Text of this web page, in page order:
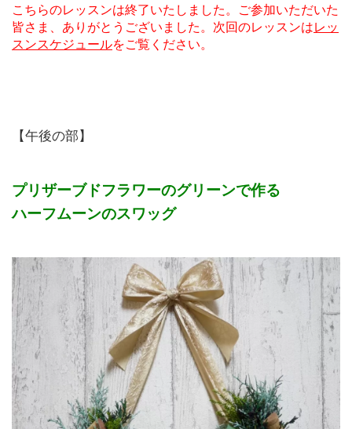
こちらのレッスンは終了いたしました。ご参加いただいた
皆さま、ありがとうございました。次回のレッスンはレッ
スンスケジュールをご覧ください。
【午後の部】
プリザーブドフラワーのグリーンで作る
ハーフムーンのスワッグ